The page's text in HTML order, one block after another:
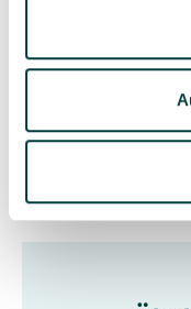
1 Stück
5